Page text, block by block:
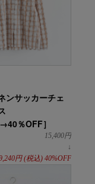
ンサッカーチェ
％OFF］
15,400円
↓
円(税込) 40%OFF